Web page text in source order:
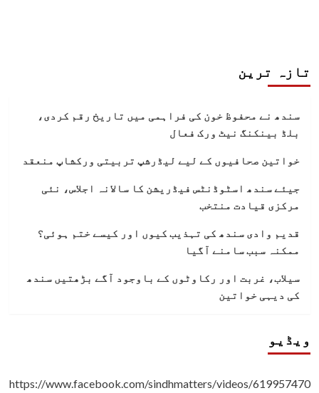
تازہ ترین
سندھ نے محفوظ خون کی فراہمی میں تاریخ رقم کردی،
بلڈ بینکنگ نیٹ ورک فعال
خواتین صحافیوں کے لیے لیڈرشپ تربیتی ورکشاپ منعقد
جیئے سندھ اسٹوڈنٹس فیڈریشن کا سالانہ اجلاس، نئی
مرکزی قیادت منتخب
قدیم وادی سندھ کی تہذیب کیوں اور کیسے ختم ہوئی؟
ممکنہ سبب سامنے آگیا
سیلاب، غربت اور رکاوٹوں کے باوجود آگے بڑھتیں سندھ
کی دیہی خواتین
ویڈیو
https://www.facebook.com/sindhmatters/videos/619957470